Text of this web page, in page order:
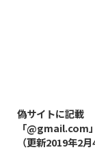
偽サイトに記載
「@gmail.com
（更新2019年2月